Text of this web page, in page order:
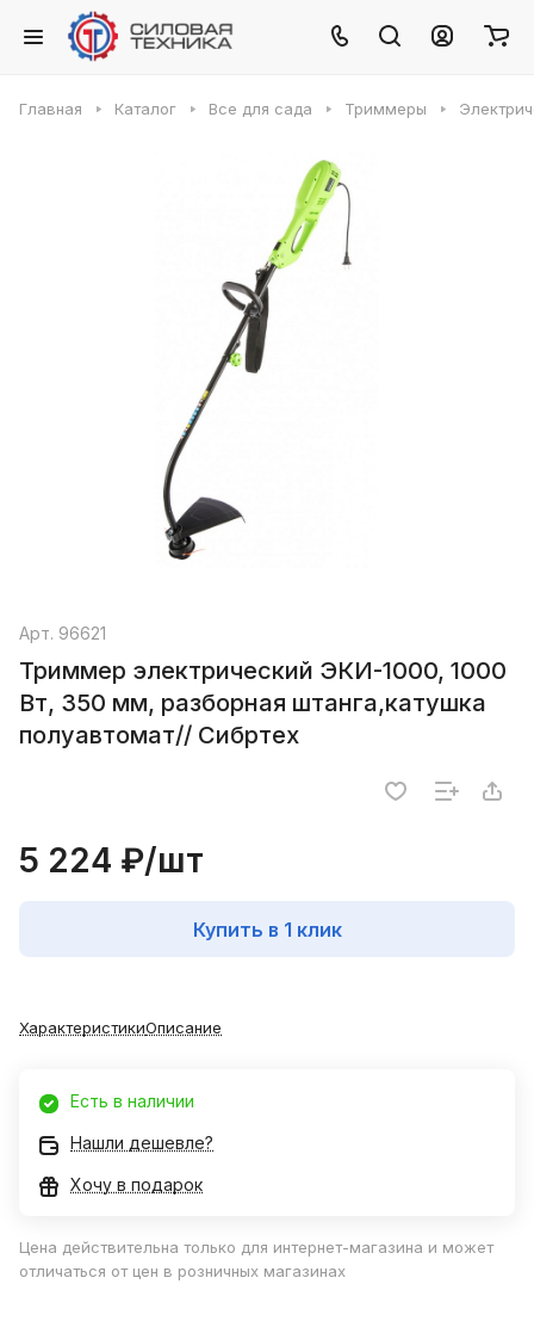
Главная Каталог Все для сада Триммеры
Арт. 96621
Триммер электрический ЭКИ-1000, 1000
Вт, 350 мм, разборная штанга,катушка
полуавтомат// Сибртех
5 224 ₽/шт
Купить в 1 клик
ХарактеристикиОписание
Есть в наличии
Нашли дешевле?
Хочу в подарок
Цена действительна только для интернет-магазина и может
отличаться от цен в розничных магазинах